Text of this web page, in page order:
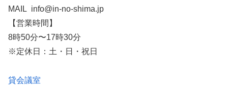
MAIL info@in-no-shima.jp
【営業時間】
8時50分〜17時30分
※定休日：土・日・祝日
貸会議室